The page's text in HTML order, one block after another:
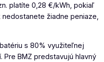
platíte 0,28 €/kWh, pokiaľ
žiadne peniaze,
s 80% využiteľnej
Pre BMZ predstavujú hlavný